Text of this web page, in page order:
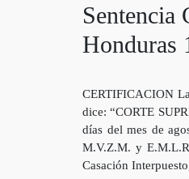
Sentencia
Honduras
CERTIFICACION
dice: “CORTE
días del mes de
M.V.Z.M. y
Casación